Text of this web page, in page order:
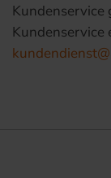
Kundenservice
Kundenservice